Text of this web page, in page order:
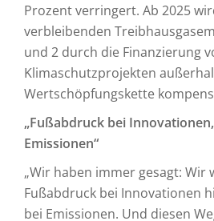
Prozent verringert. Ab 2025
verbleibenden
und 2 durch die Finanzierung
Klimaschutzprojekten
Wertschöpfungskette
„Fußabdruck bei
Emissionen“
„Wir haben immer gesagt: Wir
Fußabdruck bei Innovationen
bei Emissionen. Und diesen